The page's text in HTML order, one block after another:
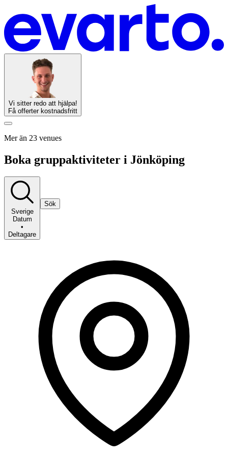
Vi sitter redo att hjälpa!
Få offerter kostnadsfritt
Mer än 23 venues
Boka gruppaktiviteter i Jönköping
Sverige
Datum
•
Deltagare
Sök